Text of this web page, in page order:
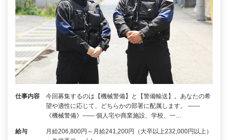
仕事内容
今回募集するのは【機械警備】と【警備輸送】。あなたの希
望や適性に応じて、どちらかの部署に配属します。 ――
《機械警備》―― 個人宅や商業施設、学校、一…
給与
月給206,800円～月給241,200円（大卒以上232,000円以上）